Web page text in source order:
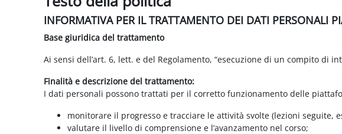
INFORMATIVA PER IL TRATTAMENTO DEI DATI PERSONALI
Base giuridica del trattamento
Ai sensi dell’art. 6, lett. e del Regolamento, “esecuzione di un compito
Finalità e descrizione del trattamento:
I dati personali possono trattati per il corretto funzionamento delle
monitorare il progresso e tracciare le attività svolte (lezioni seguite,
valutare il livello di comprensione e l’avanzamento nel corso;